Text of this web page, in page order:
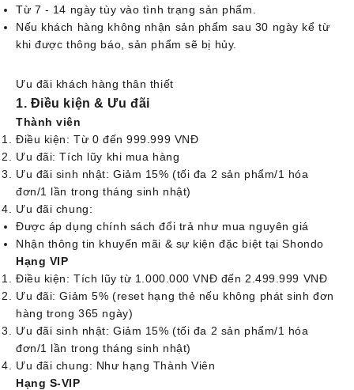
Từ 7 - 14 ngày tùy vào tình trạng sản phẩm.
Nếu khách hàng không nhận sản phẩm sau 30 ngày kể từ
khi được thông báo, sản phẩm sẽ bị hủy.
Ưu đãi khách hàng thân thiết
1. Điều kiện & Ưu đãi
Thành viên
Điều kiện: Từ 0 đến 999.999 VNĐ
Ưu đãi: Tích lũy khi mua hàng
Ưu đãi sinh nhật: Giảm 15% (tối đa 2 sản phẩm/1 hóa
đơn/1 lần trong tháng sinh nhật)
Ưu đãi chung:
Được áp dụng chính sách đổi trả như mua nguyên giá
Nhận thông tin khuyến mãi & sự kiện đặc biệt tại Shondo
Hạng VIP
Điều kiện: Tích lũy từ 1.000.000 VNĐ đến 2.499.999 VNĐ
Ưu đãi: Giảm 5% (reset hạng thẻ nếu không phát sinh đơn
hàng trong 365 ngày)
Ưu đãi sinh nhật: Giảm 15% (tối đa 2 sản phẩm/1 hóa
đơn/1 lần trong tháng sinh nhật)
Ưu đãi chung: Như hạng Thành Viên
Hạng S-VIP